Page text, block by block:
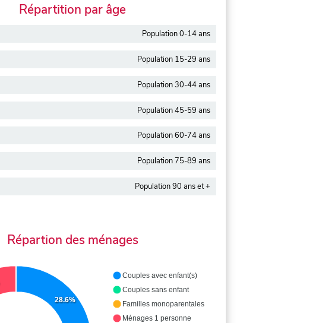
Répartition par âge
Population 0-14 ans
Population 15-29 ans
Population 30-44 ans
Population 45-59 ans
Population 60-74 ans
Population 75-89 ans
Population 90 ans et +
Répartion des ménages
28.6%
Couples avec enfant(s)
Couples sans enfant
Familles monoparentales
Ménages 1 personne